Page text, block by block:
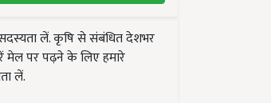
लें. कृषि से संबंधित देशभर
मेल पर पढ़ने के लिए हमारे
लें.